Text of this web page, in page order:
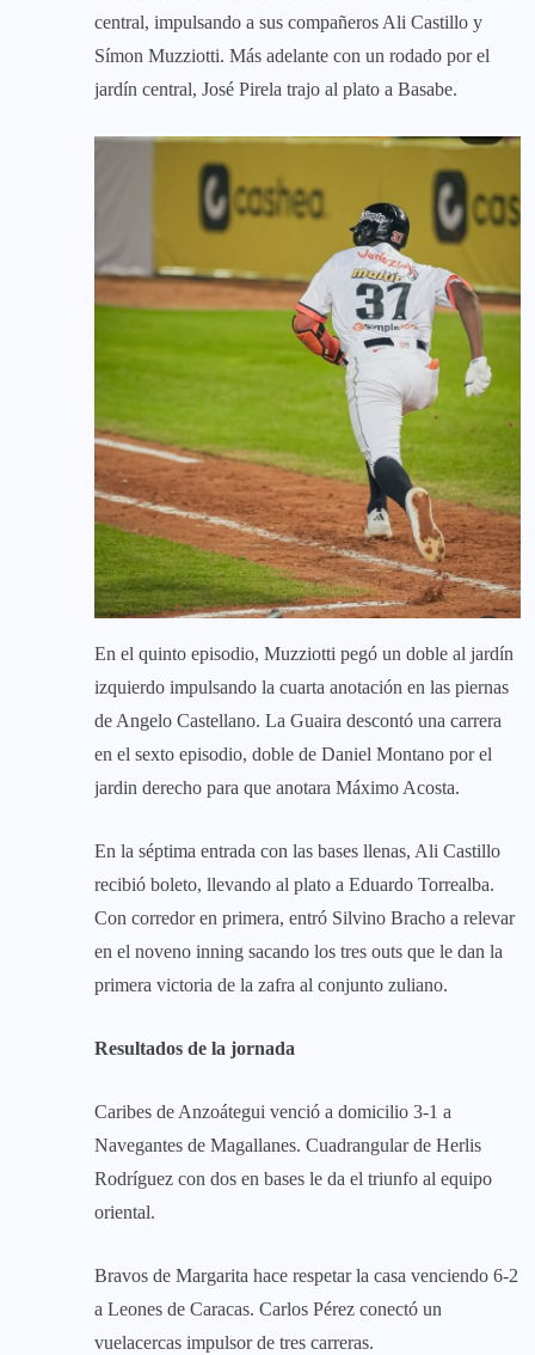
central, impulsando a sus compañeros Ali Castillo y
Símon Muzziotti. Más adelante con un rodado por el
jardín central, José Pirela trajo al plato a Basabe.
En el quinto episodio, Muzziotti pegó un doble al jardín
izquierdo impulsando la cuarta anotación en las piernas
de Angelo Castellano. La Guaira descontó una carrera
en el sexto episodio, doble de Daniel Montano por el
jardin derecho para que anotara Máximo Acosta.
En la séptima entrada con las bases llenas, Ali Castillo
recibió boleto, llevando al plato a Eduardo Torrealba.
Con corredor en primera, entró Silvino Bracho a relevar
en el noveno inning sacando los tres outs que le dan la
primera victoria de la zafra al conjunto zuliano.
Resultados de la jornada
Caribes de Anzoátegui venció a domicilio 3-1 a
Navegantes de Magallanes. Cuadrangular de Herlis
Rodríguez con dos en bases le da el triunfo al equipo
oriental.
Bravos de Margarita hace respetar la casa venciendo 6-2
a Leones de Caracas. Carlos Pérez conectó un
vuelacercas impulsor de tres carreras.